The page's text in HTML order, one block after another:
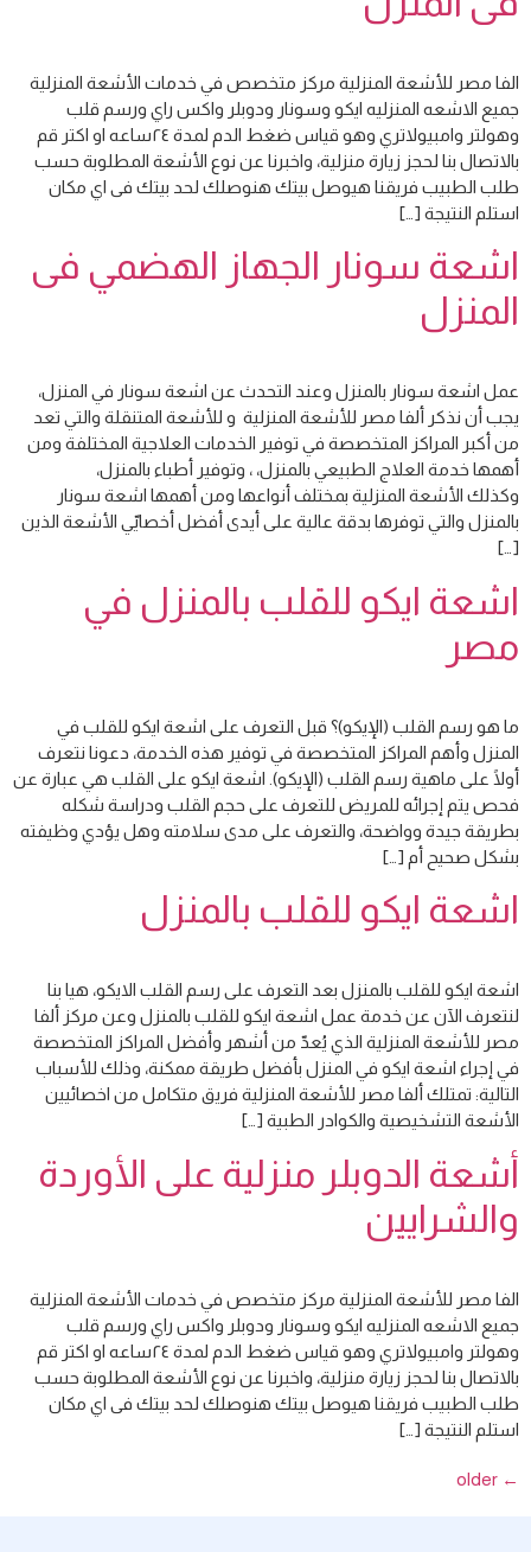
الفا مصر للأشعة المنزلية مركز متخصص في خدمات الأشعة المنزلية
جميع الاشعه المنزليه ايكو وسونار ودوبلر واكس راي ورسم قلب
وهولتر وامبيولاتري وهو قياس ضغط الدم لمدة ٢٤ساعه او اكتر قم
بالاتصال بنا لحجز زيارة منزلية، واخبرنا عن نوع الأشعة المطلوبة حسب
طلب الطبيب فريقنا هيوصل بيتك هنوصلك لحد بيتك فى اي مكان
استلم النتيجة […]
اشعة سونار الجهاز الهضمي فى
المنزل
عمل اشعة سونار بالمنزل وعند التحدث عن اشعة سونار في المنزل،
يجب أن نذكر ألفا مصر للأشعة المنزلية و للأشعة المتنقلة والتي تعد
من أكبر المراكز المتخصصة في توفير الخدمات العلاجية المختلفة ومن
أهمها خدمة العلاج الطبيعي بالمنزل، ، وتوفير أطباء بالمنزل،
وكذلك الأشعة المنزلية بمختلف أنواعها ومن أهمها اشعة سونار
بالمنزل والتي توفرها بدقة عالية على أيدى أفضل أخصاييّ الأشعة الذين
[…]
اشعة ايكو للقلب بالمنزل في
مصر
ما هو رسم القلب (الإيكو)؟ قبل التعرف على اشعة ايكو للقلب في
المنزل وأهم المراكز المتخصصة في توفير هذه الخدمة، دعونا نتعرف
أولًا على ماهية رسم القلب (الإيكو). اشعة ايكو على القلب هي عبارة عن
فحص يتم إجرائه للمريض للتعرف على حجم القلب ودراسة شكله
بطريقة جيدة وواضحة، والتعرف على مدى سلامته وهل يؤدي وظيفته
بشكل صحيح أم […]
اشعة ايكو للقلب بالمنزل
اشعة ايكو للقلب بالمنزل بعد التعرف على رسم القلب الايكو، هيا بنا
لنتعرف الآن عن خدمة عمل اشعة ايكو للقلب بالمنزل وعن مركز ألفا
مصر للأشعة المنزلية الذي يُعدّ من أشهر وأفضل المراكز المتخصصة
في إجراء اشعة ايكو في المنزل بأفضل طريقة ممكنة، وذلك للأسباب
التالية: تمتلك ألفا مصر للأشعة المنزلية فريق متكامل من اخصائيين
الأشعة التشخيصية والكوادر الطبية […]
أشعة الدوبلر منزلية على الأوردة
والشرايين
الفا مصر للأشعة المنزلية مركز متخصص في خدمات الأشعة المنزلية
جميع الاشعه المنزليه ايكو وسونار ودوبلر واكس راي ورسم قلب
وهولتر وامبيولاتري وهو قياس ضغط الدم لمدة ٢٤ساعه او اكتر قم
بالاتصال بنا لحجز زيارة منزلية، واخبرنا عن نوع الأشعة المطلوبة حسب
طلب الطبيب فريقنا هيوصل بيتك هنوصلك لحد بيتك فى اي مكان
استلم النتيجة […]
←